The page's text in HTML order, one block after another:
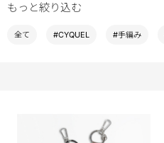
もっと絞り込む
全て #CYQUEL #手編み